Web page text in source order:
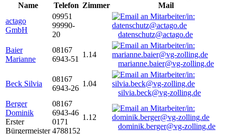
Name
Telefon Zimmer
Mail
actago
GmbH
09951
99990-
20
datenschutz@actago.de
Baier
Marianne
08167
6943-51
1.14
marianne.baier@vg-zolling.de
Beck Silvia
08167
6943-26
1.04
silvia.beck@vg-zolling.de
Berger
Dominik
Erster
Bürgermeister
08167
6943-46
0171
4788152
1.12
dominik.berger@vg-zolling.de